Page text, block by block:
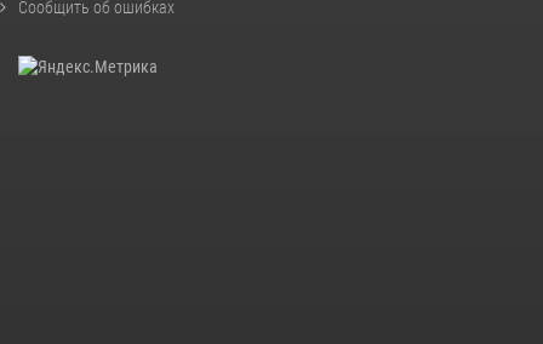
Сообщить об ошибках